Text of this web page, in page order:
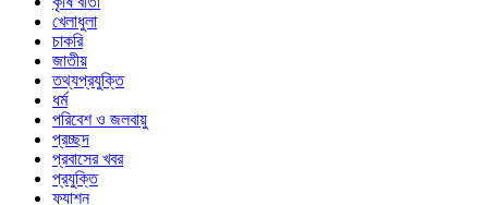
খেলাধুলা
চাকরি
জাতীয়
তথ্যপ্রযুক্তি
ধর্ম
পরিবেশ ও জলবায়ু
প্রচ্ছদ
প্রবাসের খবর
প্রযুক্তি
ফ্যাশন